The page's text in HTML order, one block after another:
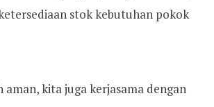
stok kebutuhan pokok
aman, kita juga kerjasama dengan